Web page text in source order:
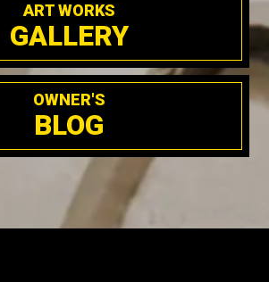
ART WORKS
GALLERY
OWNER'S
BLOG